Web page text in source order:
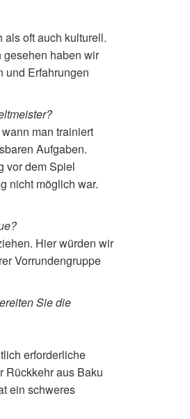
oft auch kulturell.
haben wir
und Erfahrungen
man trainiert
Aufgaben.
vor dem Spiel
nicht möglich war.
Hier würden wir
Vorrundengruppe
Sie die
erforderliche
Rückkehr aus Baku
ein schweres